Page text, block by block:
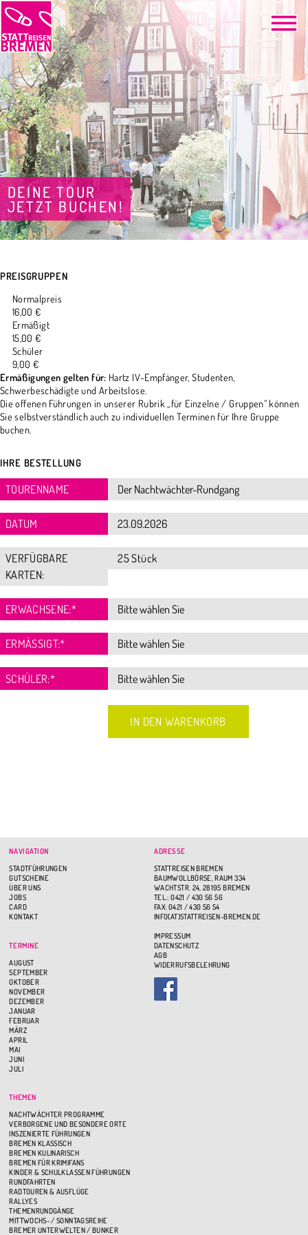
DEINE TOUR
JETZT BUCHEN!
PREISGRUPPEN
Normalpreis
16,00 €
Ermäßigt
15,00 €
Schüler
9,00 €
Ermäßigungen gelten für: Hartz IV-Empfänger, Studenten,
Schwerbeschädigte und Arbeitslose.
Die offenen Führungen in unserer Rubrik „für Einzelne / Gruppen“ können
Sie selbstverständlich auch zu individuellen Terminen für Ihre Gruppe
buchen.
IHRE BESTELLUNG
TOURENNAME
DATUM
VERFÜGBARE
KARTEN:
25 Stück
ERWACHSENE:*
ERMÄSSIGT:*
SCHÜLER:*
NAVIGATION
STADTFÜHRUNGEN
GUTSCHEINE
ÜBER UNS
JOBS
CARD
KONTAKT
TERMINE
AUGUST
SEPTEMBER
OKTOBER
NOVEMBER
DEZEMBER
JANUAR
FEBRUAR
MÄRZ
APRIL
MAI
JUNI
JULI
THEMEN
NACHTWÄCHTER PROGRAMME
VERBORGENE UND BESONDERE ORTE
INSZENIERTE FÜHRUNGEN
BREMEN KLASSISCH
BREMEN KULINARISCH
BREMEN FÜR KRIMIFANS
KINDER & SCHULKLASSEN FÜHRUNGEN
RUNDFAHRTEN
RADTOUREN & AUSFLÜGE
RALLYES
THEMENRUNDGÄNGE
MITTWOCHS- / SONNTAGSREIHE
BREMER UNTERWELTEN / BUNKER
ADRESSE
STATTREISEN BREMEN
BAUMWOLLBÖRSE, RAUM 334
WACHTSTR. 24, 28195 BREMEN
TEL.: 0421 / 430 56 56
FAX: 0421 / 430 56 54
INFO(AT)STATTREISEN-BREMEN.DE
IMPRESSUM
DATENSCHUTZ
AGB
WIDERRUFSBELEHRUNG